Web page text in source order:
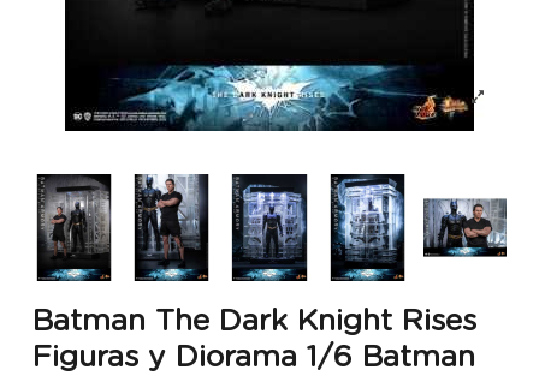
Batman The Dark Knight Rises
Figuras y Diorama 1/6 Batman